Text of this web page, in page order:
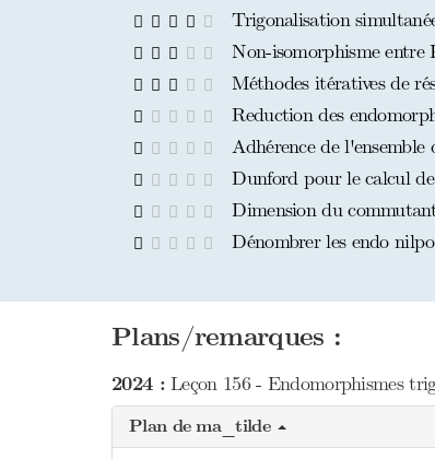
Trigonalisation
Non-isomorphisme
Méthodes itératives de
Reduction des
Adhérence de l'ensemble
Dunford pour le calcul
Dimension du
Dénombrer les endo
Plans/remarques :
2024 :Leçon 156 - Endomorphismes
Plan de ma_tilde